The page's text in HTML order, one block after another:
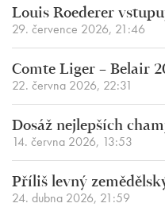
Louis Roederer
29. července 2026, 21:46
Comte Liger – Belair
22. června 2026, 22:31
Dosáž nejlepších
14. června 2026, 13:53
Příliš levný
24. dubna 2026, 21:59